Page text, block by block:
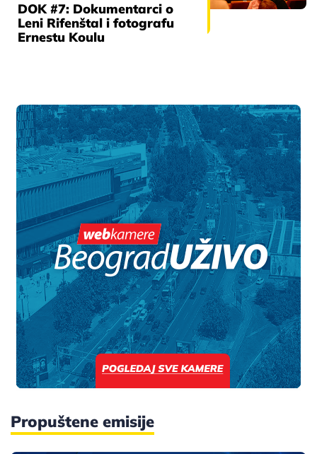
DOK #7: Dokumentarci o
Leni Rifenštal i fotografu
Ernestu Koulu
Propuštene emisije